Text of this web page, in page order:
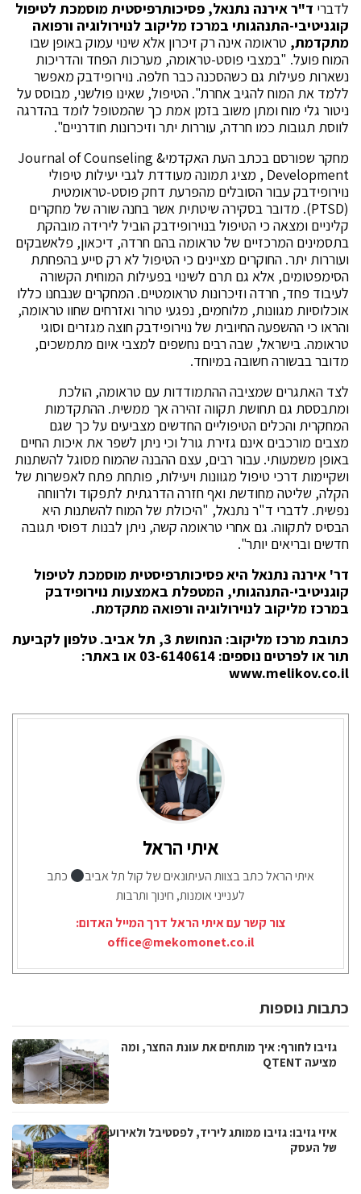
לדברי ד"ר אירנה נתנאל, פסיכותרפיסטית מוסמכת לטיפול
קוגניטיבי-התנהגותי במרכז מליקוב לנוירולוגיה ורפואה
מתקדמת, טראומה אינה רק זיכרון אלא שינוי עמוק באופן שבו
המוח פועל. "במצבי פוסט-טראומה, מערכות הפחד והדריכות
נשארות פעילות גם כשהסכנה כבר חלפה. נוירופידבק מאפשר
ללמד את המוח להגיב אחרת". הטיפול, שאינו פולשני, מבוסס על
ניטור גלי מוח ומתן משוב בזמן אמת כך שהמטופל לומד בהדרגה
לווסת תגובות כמו חרדה, עוררות יתר וזיכרונות חודרניים".
מחקר שפורסם בכתב העת האקדמיJournal of Counseling &
Development , מציג תמונה מעודדת לגבי יעילות טיפולי
נוירופידבק עבור הסובלים מהפרעת דחק פוסט-טראומטית
(PTSD). מדובר בסקירה שיטתית אשר בחנה שורה של מחקרים
קליניים ומצאה כי הטיפול בנוירופידבק הוביל לירידה מובהקת
בתסמינים המרכזיים של טראומה בהם חרדה, דיכאון, פלאשבקים
ועוררות יתר. החוקרים מציינים כי הטיפול לא רק סייע בהפחתת
הסימפטומים, אלא גם תרם לשינוי בפעילות המוחית הקשורה
לעיבוד פחד, חרדה וזיכרונות טראומטיים. המחקרים שנבחנו כללו
אוכלוסיות מגוונות, מלוחמים, נפגעי טרור ואזרחים שחוו טראומה,
והראו כי ההשפעה החיובית של נוירופידבק חוצה מגזרים וסוגי
טראומה. בישראל, שבה רבים נחשפים למצבי איום מתמשכים,
מדובר בבשורה חשובה במיוחד.
לצד האתגרים שמציבה ההתמודדות עם טראומה, הולכת
ומתבססת גם תחושת תקווה זהירה אך ממשית. ההתקדמות
המחקרית והכלים הטיפוליים החדשים מצביעים על כך שגם
מצבים מורכבים אינם גזירת גורל וכי ניתן לשפר את איכות החיים
באופן משמעותי. עבור רבים, עצם ההבנה שהמוח מסוגל להשתנות
ושקיימות דרכי טיפול מגוונות ויעילות, פותחת פתח לאפשרות של
הקלה, שליטה מחודשת ואף חזרה הדרגתית לתפקוד ולרווחה
נפשית. לדברי ד"ר נתנאל, "היכולת של המוח להשתנות היא
הבסיס לתקווה. גם אחרי טראומה קשה, ניתן לבנות דפוסי תגובה
חדשים ובריאים יותר".
דר' אירנה נתנאל היא פסיכותרפיסטית מוסמכת לטיפול
קוגניטיבי-התנהגותי, המטפלת באמצעות נוירופידבק
במרכז מליקוב לנוירולוגיה ורפואה מתקדמת.
כתובת מרכז מליקוב: הנחושת 3, תל אביב. טלפון לקביעת
תור או לפרטים נוספים: 03-6140614 או באתר:
www.melikov.co.il
איתי הראל
איתי הראל כתב בצוות העיתונאים של קול תל אביב
כתב
לענייני אומנות, חינוך ותרבות
צור קשר עם איתי הראל דרך המייל האדום:
office@mekomonet.co.il
כתבות נוספות
גזיבו לחורף: איך מותחים את עונת החצר, ומה
מציעה QTENT
איזי גזיבו: גזיבו ממותג ליריד, לפסטיבל ולאירוע
של העסק